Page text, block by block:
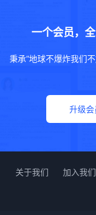
一个会员，
秉承“地球不爆炸我们
升级会
关于我们 加入我们